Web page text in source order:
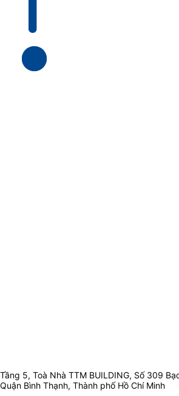
Tầng 5, Toà Nhà TTM BUILDING, Số 309
Quận Bình Thạnh, Thành phố Hồ Chí Minh